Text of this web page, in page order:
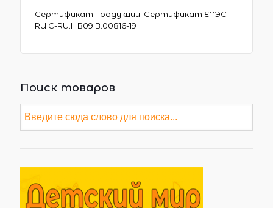
Сертификат продукции: Сертификат ЕАЭС
RU C-RU.НВ09.В.00816-19
Поиск товаров